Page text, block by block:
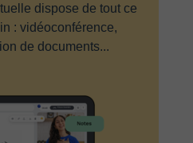
dispose de tout ce
: vidéoconférence,
de documents...